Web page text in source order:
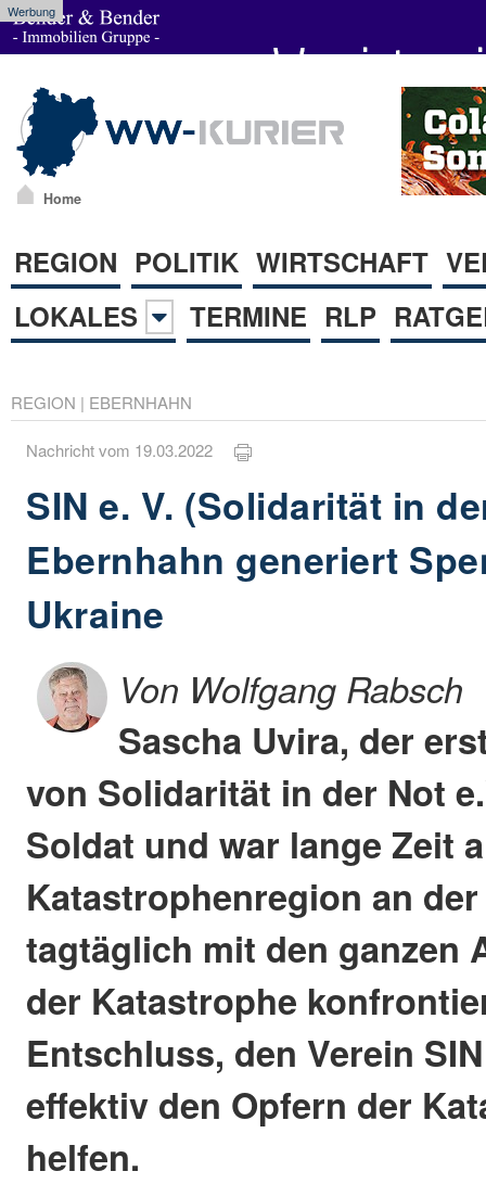
Werbung
Home
REGION POLITIK WIRTSCHAFT
LOKALES
TERMINE RLP
REGION | EBERNHAHN
Nachricht vom 19.03.2022
SIN e. V. (Solidarität in
Ebernhahn generiert
Ukraine
Von Wolfgang Rabsch
Sascha Uvira, der
von Solidarität in der Not
Soldat und war lange Zeit
Katastrophenregion an
tagtäglich mit den ganzen
der Katastrophe
Entschluss, den Verein
effektiv den Opfern der
helfen.